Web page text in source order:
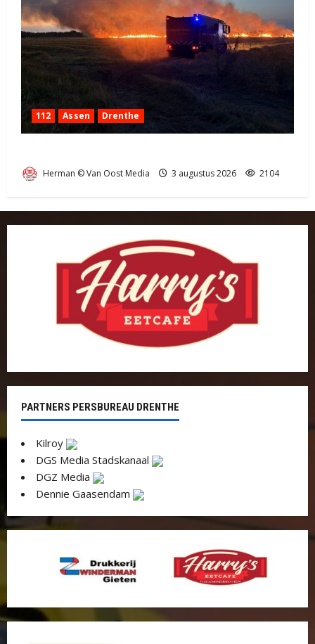
112 Assen Drenthe
Herman © Van Oost Media 3 augustus 2026 2104
PARTNERS PERSBUREAU DRENTHE
Kilroy
DGS Media Stadskanaal
DGZ Media
Dennie Gaasendam